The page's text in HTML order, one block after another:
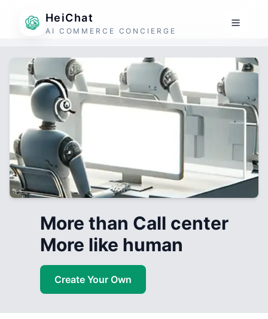
HeiChat
AI COMMERCE CONCIERGE
More than Call center
More like human
Create Your Own